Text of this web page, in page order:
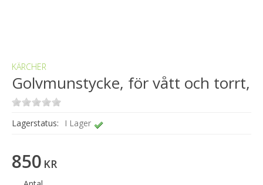
KÄRCHER
Golvmunstycke, för vått och torrt,
Lagerstatus: I Lager
850 KR